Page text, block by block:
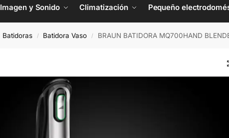
Imagen y Sonido Climatización Pequeño
Batidoras / Batidora Vaso / BRAUN BATIDORA MQ700HAND